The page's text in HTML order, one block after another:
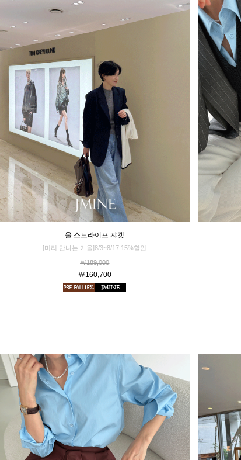
울 스트라이프 쟈켓
[미리 만나는 가을]8/3~8/17 15%할인
￦189,000
￦160,700